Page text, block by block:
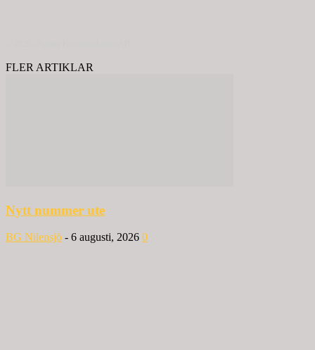
FLER ARTIKLAR
Nytt nummer ute
BG Nilensjö - 6 augusti, 2026 0